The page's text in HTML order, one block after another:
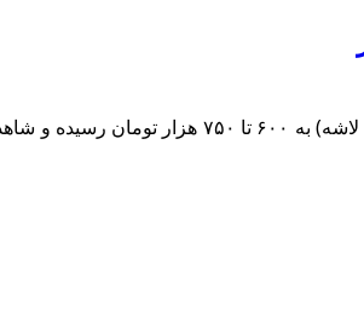
در حالی که قیمت یک کیلوگرم گوشت شقه گوسفندی